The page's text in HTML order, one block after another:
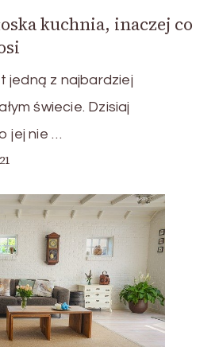
kuchnia, inaczej co
jedną z najbardziej
świecie. Dzisiaj
jej nie …